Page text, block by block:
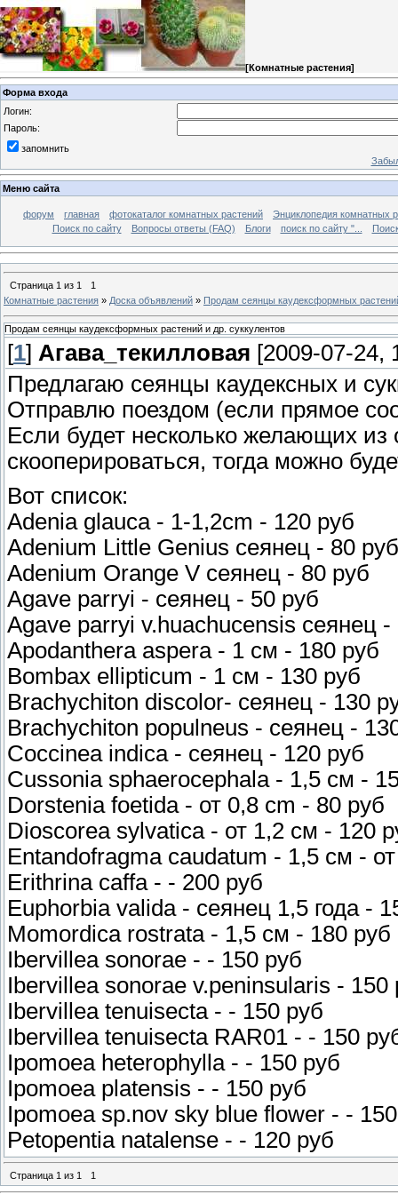
[Комнатные растения]
Форма входа
Логин:
Пароль:
запомнить
Меню сайта
форум главная фотокаталог комнатных растений
Энциклопедия комнатных
Поиск по сайту
Вопросы ответы (FAQ) Блоги поиск по сайту "...
Страница 1 из 1
1
Комнатные растения » Доска объявлений » Продам сеянцы каудексформных
Продам сеянцы каудексформных растений и др. суккулентов
[1] Агава_текилловая [2009-07-24,
Предлагаю сеянцы каудексных и
Отправлю поездом (если прямое
Если будет несколько желающих из
скооперироваться, тогда можно
Вот список:
Adenia glauca - 1-1,2cm - 120 руб
Adenium Little Genius сеянец - 80 руб
Adenium Orange V сеянец - 80 руб
Agave parryi - сеянец - 50 руб
Agave parryi v.huachucensis сеянец -
Apodanthera aspera - 1 см - 180 руб
Bombax ellipticum - 1 см - 130 руб
Brachychiton discolor- сеянец - 130
Brachychiton populneus - сеянец -
Coccinea indica - сеянец - 120 руб
Cussonia sphaerocephala - 1,5 см -
Dorstenia foetida - от 0,8 cm - 80 руб
Dioscorea sylvatica - от 1,2 см - 120
Entandofragma caudatum - 1,5 см -
Erithrina caffa - - 200 руб
Euphorbia valida - сеянец 1,5 года -
Momordica rostrata - 1,5 см - 180 руб
Ibervillea sonorae - - 150 руб
Ibervillea sonorae v.peninsularis - 150
Ibervillea tenuisecta - - 150 руб
Ibervillea tenuisecta RAR01 - - 150
Ipomoea heterophylla - - 150 руб
Ipomoea platensis - - 150 руб
Ipomoea sp.nov sky blue flower - -
Petopentia natalense - - 120 руб
Страница 1 из 1 1